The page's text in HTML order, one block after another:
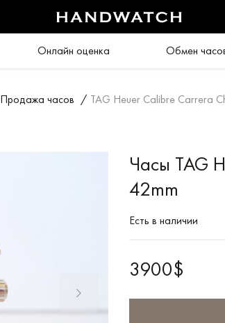
Онлайн оценка Обмен
Продажа часов / TAG Heuer Calibre Carrera
Часы TAG
42mm
Есть в наличии
3900$